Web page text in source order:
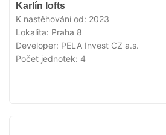
Karlín lofts
K nastěhování od: 2023
Lokalita: Praha 8
Developer: PELA Invest CZ a.s.
Počet jednotek: 4